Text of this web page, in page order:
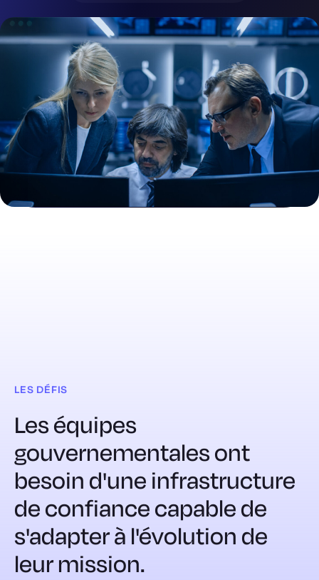
LES DÉFIS
Les équipes
gouvernementales ont
besoin d'une infrastructure
de confiance capable de
s'adapter à l'évolution de
leur mission.